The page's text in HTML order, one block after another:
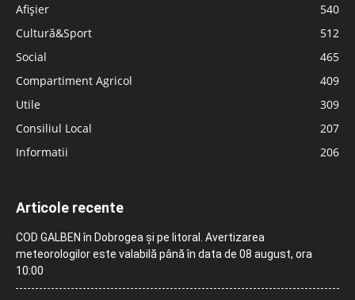
Afișier
540
Cultură&Sport
512
Social
465
Compartiment Agricol
409
Utile
309
Consiliul Local
207
Informatii
206
Articole recente
COD GALBEN în Dobrogea și pe litoral. Avertizarea
meteorologilor este valabilă până în data de 08 august, ora
10:00